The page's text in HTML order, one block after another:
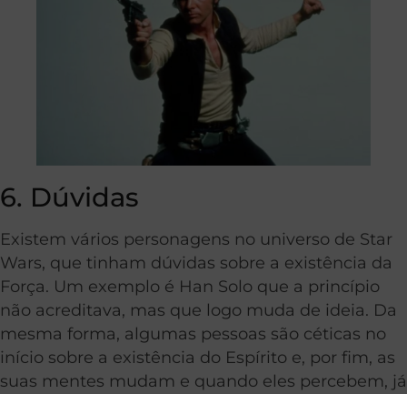
6. Dúvidas
Existem vários personagens no universo de Star
Wars, que tinham dúvidas sobre a existência da
Força. Um exemplo é Han Solo que a princípio
não acreditava, mas que logo muda de ideia. Da
mesma forma, algumas pessoas são céticas no
início sobre a existência do Espírito e, por fim, as
suas mentes mudam e quando eles percebem, já